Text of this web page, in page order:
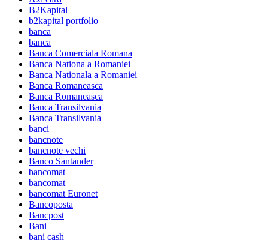
B2Kapital
b2kapital portfolio
banca
banca
Banca Comerciala Romana
Banca Nationa a Romaniei
Banca Nationala a Romaniei
Banca Romaneasca
Banca Romaneasca
Banca Transilvania
Banca Transilvania
banci
bancnote
bancnote vechi
Banco Santander
bancomat
bancomat
bancomat Euronet
Bancoposta
Bancpost
Bani
bani cash